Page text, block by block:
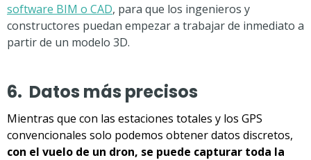
software BIM o CAD, para que los ingenieros y
constructores puedan empezar a trabajar de inmediato a
partir de un modelo 3D.
6. Datos más precisos
Mientras que con las estaciones totales y los GPS
convencionales solo podemos obtener datos discretos,
con el vuelo de un dron, se puede capturar toda la